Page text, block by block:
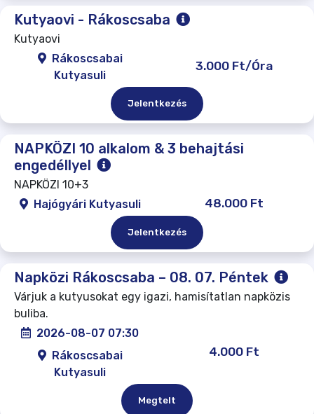
Kutyaovi - Rákoscsaba
Kutyaovi
Rákoscsabai
Kutyasuli
3.000 Ft/Óra
Jelentkezés
NAPKÖZI 10 alkalom & 3 behajtási
engedéllyel
NAPKÖZI 10+3
Hajógyári Kutyasuli
48.000 Ft
Jelentkezés
Napközi Rákoscsaba – 08. 07. Péntek
Várjuk a kutyusokat egy igazi, hamisítatlan napközis
buliba.
2026-08-07 07:30
Rákoscsabai
Kutyasuli
4.000 Ft
Megtelt